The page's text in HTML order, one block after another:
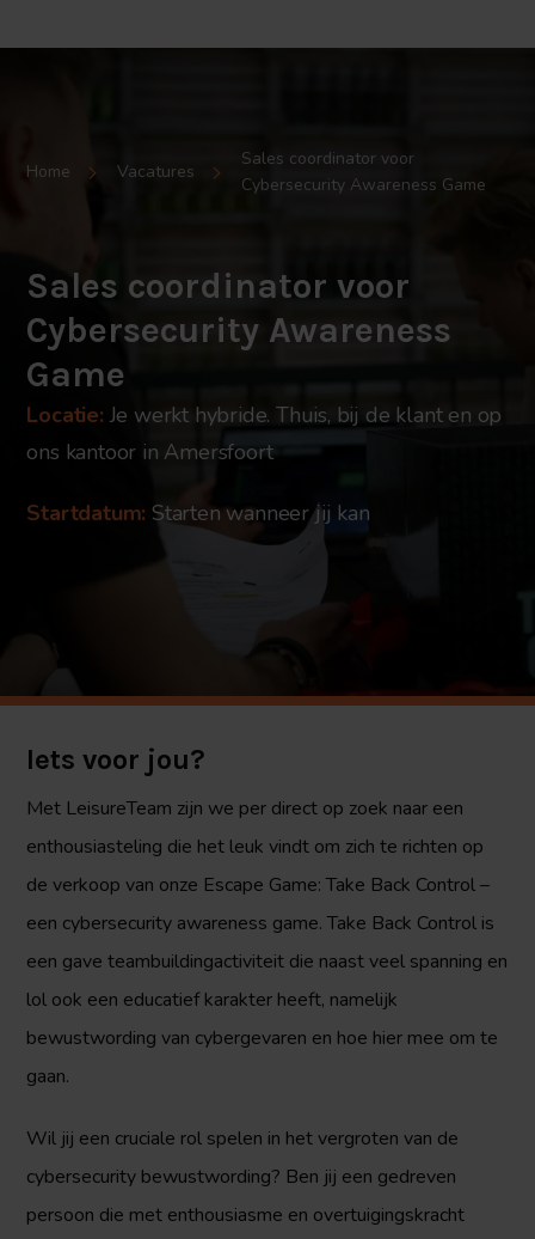
Sales coordinator voor
Cybersecurity Awareness
Game
Home Vacatures
Sales coordinator voor
Cybersecurity Awareness Game
Locatie: Je werkt hybride. Thuis, bij de klant en op
ons kantoor in Amersfoort
Startdatum: Starten wanneer jij kan
Iets voor jou?
Met LeisureTeam zijn we per direct op zoek naar een
enthousiasteling die het leuk vindt om zich te richten op
de verkoop van onze Escape Game: Take Back Control –
een cybersecurity awareness game.Take Back Control is
een gave teambuildingactiviteit die naast veel spanning en
lol ook een educatief karakter heeft, namelijk
bewustwording van cybergevaren en hoe hier mee om te
gaan.
Wil jij een cruciale rol spelen in het vergroten van de
cybersecurity bewustwording? Ben jij een gedreven
persoon die met enthousiasme en overtuigingskracht